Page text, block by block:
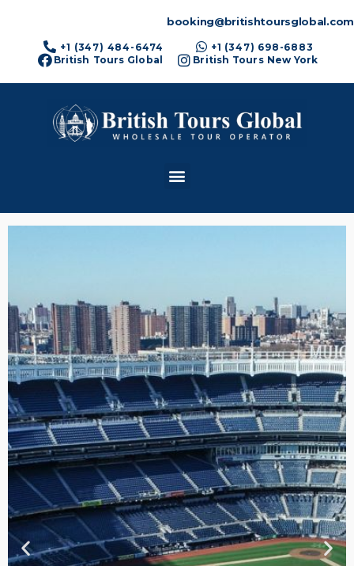
booking@britishtoursglobal.com
+1 (347) 484-6474
+1 (347) 698-6883
British Tours Global
British Tours New York
TOUR DE
CONTRASTES